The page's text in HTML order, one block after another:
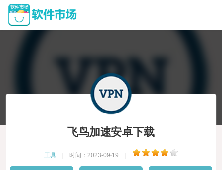
飞鸟加速安卓下载
工具 时间：2023-09-19